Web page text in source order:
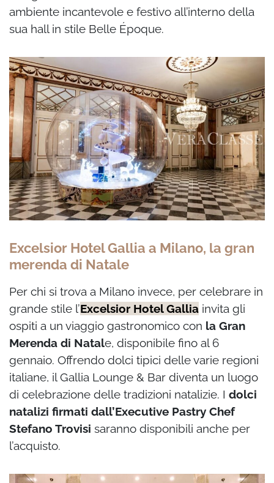
ambiente incantevole e festivo all’interno della
sua hall in stile Belle Époque.
Excelsior Hotel Gallia a Milano, la gran
merenda di Natale
Per chi si trova a Milano invece, per celebrare in
grande stile l’Excelsior Hotel Gallia invita gli
ospiti a un viaggio gastronomico con la Gran
Merenda di Natale, disponibile fino al 6
gennaio. Offrendo dolci tipici delle varie regioni
italiane, il Gallia Lounge & Bar diventa un luogo
di celebrazione delle tradizioni natalizie. I dolci
natalizi firmati dall’Executive Pastry Chef
Stefano Trovisi saranno disponibili anche per
l’acquisto.